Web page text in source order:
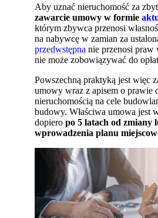
Aby uznać nieruchomość za
zawarcie umowy w formie
którym zbywca przenosi
na nabywcę w zamian za
przedwstępna nie przenosi praw
nie może zobowiązywać do
Powszechną praktyką jest więc
umowy wraz z apisem o prawie
nieruchomością na cele
budowy. Właściwa umowa jest
dopiero po 5 latach od zmiany
wprowadzenia planu